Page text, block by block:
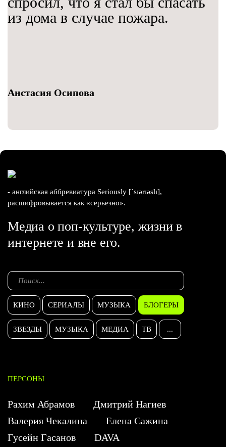
из дома в случае пожара.
Анстасия Осипова
- английская аббревиатура Seriously [ˈsɪərɪəslɪ],
расшифровывается как «серьезно».
Медиа о поп-культуре, жизни в
интернете и вне его.
КИНО СЕРИАЛЫ МУЗЫКА БЛОГЕРЫ
ЗВЕЗДЫ МУЗЫКА МЕДИА ТВ ...
ПЕРСОНЫ
Рахим Абрамов
Дмитрий Нагиев
Валерия Чекалина
Елена Сажина
Гусейн Гасанов
DAVA